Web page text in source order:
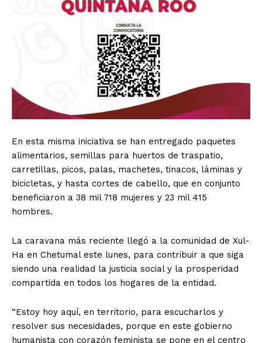
En esta misma iniciativa se han entregado paquetes
alimentarios, semillas para huertos de traspatio,
carretillas, picos, palas, machetes, tinacos, láminas y
bicicletas, y hasta cortes de cabello, que en conjunto
beneficiaron a 38 mil 718 mujeres y 23 mil 415
hombres.
La caravana más reciente llegó a la comunidad de Xul-
Ha en Chetumal este lunes, para contribuir a que siga
siendo una realidad la justicia social y la prosperidad
compartida en todos los hogares de la entidad.
“Estoy hoy aquí, en territorio, para escucharlos y
resolver sus necesidades, porque en este gobierno
humanista con corazón feminista se pone en el centro